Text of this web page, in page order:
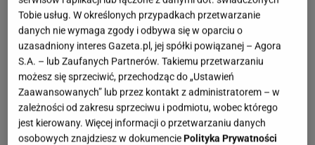
Tobie usług. W określonych przypadkach przetwarzanie
danych nie wymaga zgody i odbywa się w oparciu o
uzasadniony interes Gazeta.pl, jej spółki powiązanej – Agora
S.A. – lub Zaufanych Partnerów. Takiemu przetwarzaniu
możesz się sprzeciwić, przechodząc do „Ustawień
Zaawansowanych” lub przez kontakt z administratorem – w
zależności od zakresu sprzeciwu i podmiotu, wobec którego
jest kierowany. Więcej informacji o przetwarzaniu danych
osobowych znajdziesz w dokumenciePolityka Prywatności